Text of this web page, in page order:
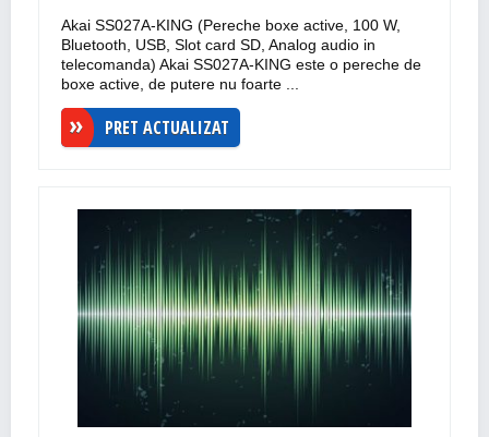
Akai SS027A-KING (Pereche boxe active, 100 W,
Bluetooth, USB, Slot card SD, Analog audio in
telecomanda) Akai SS027A-KING este o pereche de
boxe active, de putere nu foarte ...
PRET ACTUALIZAT